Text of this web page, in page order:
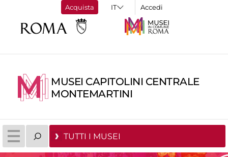
Acquista Accedi
MUSEI CAPITOLINI CENTRALE
MONTEMARTINI
TUTTI I MUSEI